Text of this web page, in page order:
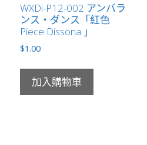
WXDi-P12-002 アンバラ
ンス・ダンス「紅色
Piece Dissona 」
$1.00
加入購物車